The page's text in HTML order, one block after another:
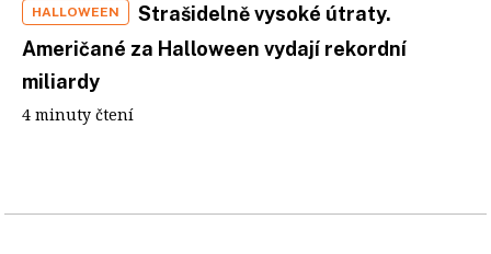
HALLOWEEN
Strašidelně vysoké útraty.
Američané za Halloween vydají rekordní
miliardy
4 minuty čtení